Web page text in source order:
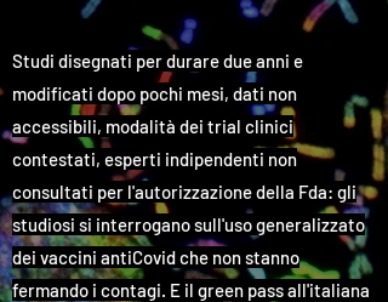
Studi disegnati per durare due anni e
modificati dopo pochi mesi, dati non
accessibili, modalità dei trial clinici
contestati, esperti indipendenti non
consultati per l'autorizzazione della Fda: gli
studiosi si interrogano sull'uso generalizzato
dei vaccini antiCovid che non stanno
fermando i contagi. E il green pass all'italiana